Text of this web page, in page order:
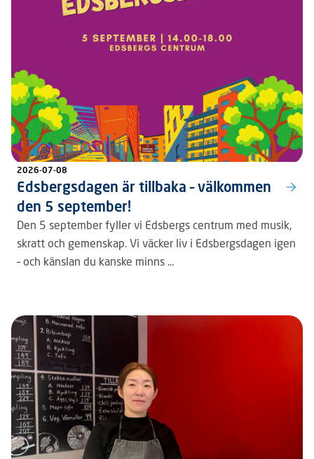
2026-07-08
Edsbergsdagen är tillbaka – välkommen
den 5 september!
Den 5 september fyller vi Edsbergs centrum med musik,
skratt och gemenskap. Vi väcker liv i Edsbergsdagen igen
– och känslan du kanske minns ...